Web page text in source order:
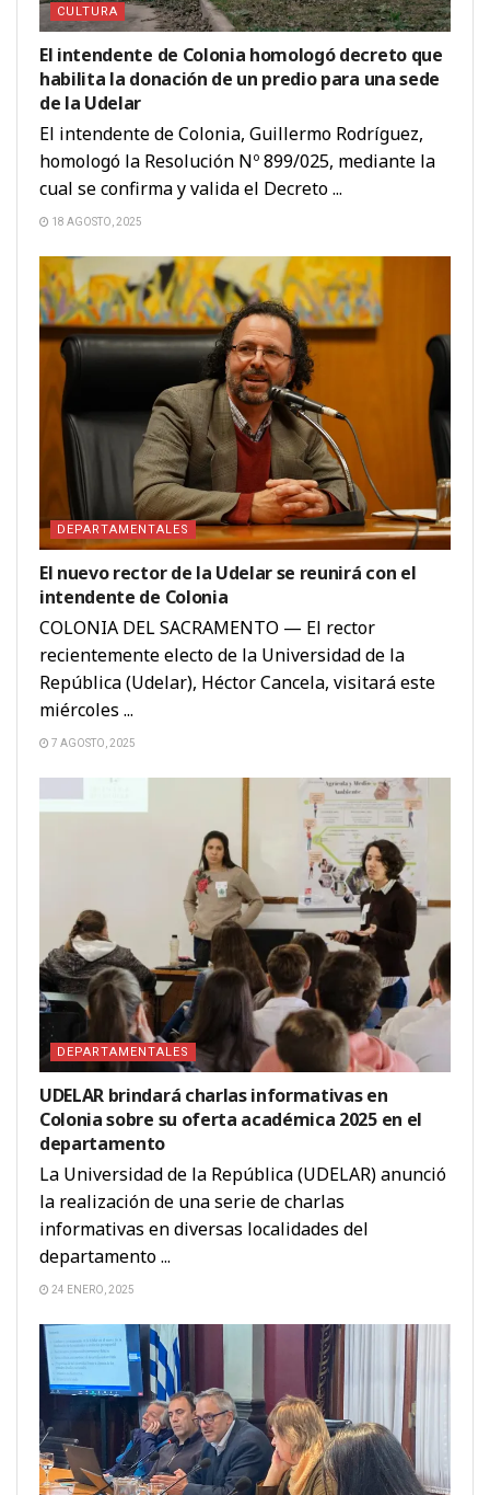
CULTURA
El intendente de Colonia homologó decreto que
habilita la donación de un predio para una sede
de la Udelar
El intendente de Colonia, Guillermo Rodríguez,
homologó la Resolución Nº 899/025, mediante la
cual se confirma y valida el Decreto ...
18 AGOSTO, 2025
DEPARTAMENTALES
El nuevo rector de la Udelar se reunirá con el
intendente de Colonia
COLONIA DEL SACRAMENTO — El rector
recientemente electo de la Universidad de la
República (Udelar), Héctor Cancela, visitará este
miércoles ...
7 AGOSTO, 2025
DEPARTAMENTALES
UDELAR brindará charlas informativas en
Colonia sobre su oferta académica 2025 en el
departamento
La Universidad de la República (UDELAR) anunció
la realización de una serie de charlas
informativas en diversas localidades del
departamento ...
24 ENERO, 2025